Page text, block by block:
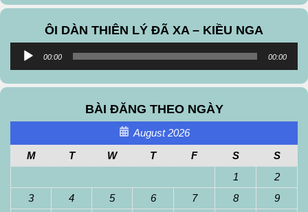
ÔI DÀN THIÊN LÝ ĐÃ XA – KIỀU NGA
Audio
00:00 00:00
BÀI ĐĂNG THEO NGÀY
August 2026
M
T W T F S
S
1
2
3
4 5 6 7 8
9